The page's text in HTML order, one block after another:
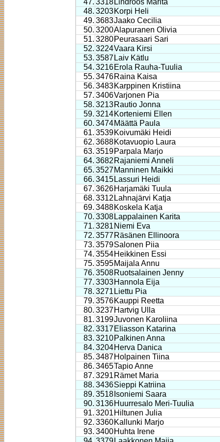
47. 3318 Lindroos Marita
48. 3203Korpi Heli
49. 3683Jaako Cecilia
50. 3200Alapuranen Olivia
51. 3280Peurasaari Sari
52. 3224Vaara Kirsi
53. 3587 Laiv Kätlu
54. 3216Erola Rauha-Tuulia
55. 3476Raina Kaisa
56. 3483Karppinen Kristiina
57. 3406Varjonen Pia
58. 3213Rautio Jonna
59. 3214Korteniemi Ellen
60. 3474Määttä Paula
61. 3539Koivumäki Heidi
62. 3688Kotavuopio Laura
63. 3519Parpala Marjo
64. 3682 Rajaniemi Anneli
65. 3527Manninen Maikki
66. 3415 Lassuri Heidi
67. 3626Harjamäki Tuula
68. 3312 Lahnajärvi Katja
69. 3488Koskela Katja
70. 3308 Lappalainen Karita
71. 3281 Niemi Eva
72. 3577Räsänen Ellinoora
73. 3579Salonen Piia
74. 3554Heikkinen Essi
75. 3595Maijala Annu
76. 3508Ruotsalainen Jenny
77. 3303Hannola Eija
78. 3271 Liettu Pia
79. 3576Kauppi Reetta
80. 3237Hartvig Ulla
81. 3199Juvonen Karoliina
82. 3317Eliasson Katarina
83. 3210Palkinen Anna
84. 3204Herva Danica
85. 3487Holpainen Tiina
86. 3465Tapio Anne
87. 3291 Rämet Maria
88. 3436Sieppi Katriina
89. 3518 Isoniemi Saara
90. 3136Huurresalo Meri-Tuulia
91. 3201 Hiltunen Julia
92. 3360Kallunki Marjo
93. 3400Huhta Irene